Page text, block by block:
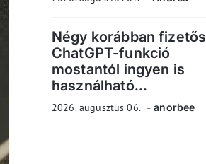
Négy korábban fizetős
ChatGPT-funkció
mostantól ingyen is
használható...
2026. augusztus 06. anorbee